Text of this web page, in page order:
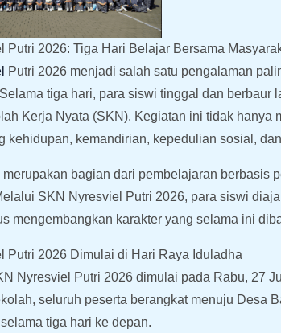
Putri 2026: Tiga Hari Belajar Bersama
Putri 2026 menjadi salah satu pengalaman
tiga hari, para siswi tinggal dan
Kerja Nyata (SKN). Kegiatan ini tidak
kehidupan, kemandirian, kepedulian sosial,
merupakan bagian dari pembelajaran berbasis
SKN Nyresviel Putri 2026, para siswi
mengembangkan karakter yang selama ini
Putri 2026 Dimulai di Hari Raya Iduladha
Nyresviel Putri 2026 dimulai pada Rabu, 27
seluruh peserta berangkat menuju Desa
tiga hari ke depan.